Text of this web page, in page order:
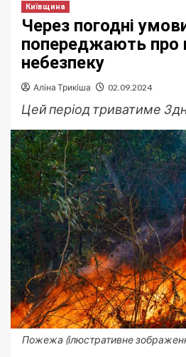
Київщина
Через погодні
попереджають
небезпеку
Аліна Трикіша 02.09.2024
Цей період триватиме 3
Пожежа (ілюстративне